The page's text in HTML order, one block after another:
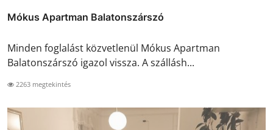
Mókus Apartman Balatonszárszó
Minden foglalást közvetlenül Mókus Apartman
Balatonszárszó igazol vissza. A szállásh...
2263 megtekintés